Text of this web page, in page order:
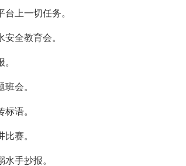
上一切任务。
全教育会。
会。
语。
赛。
手抄报。